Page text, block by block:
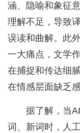
涵、隐喻和象征
理解不足，导致
误读和曲解。此
一大痛点，文学
在捕捉和传达细
在情感层面缺乏感
据了解，当
词、新词时，人